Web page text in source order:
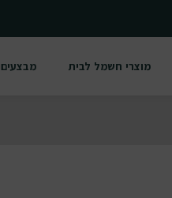
מוצרי חשמל לבית מבצעים